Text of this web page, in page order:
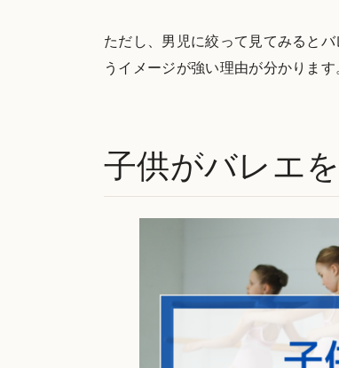
ただし、男児に絞って見てみると
うイメージが強い理由が分かります
子供がバレエ